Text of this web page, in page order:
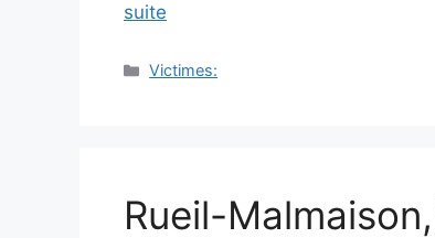
suite
Catégories
Victimes:
Rueil-